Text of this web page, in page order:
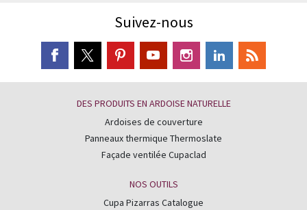
Suivez-nous
DES PRODUITS EN ARDOISE NATURELLE
Ardoises de couverture
Panneaux thermique Thermoslate
Façade ventilée Cupaclad
NOS OUTILS
Cupa Pizarras Catalogue